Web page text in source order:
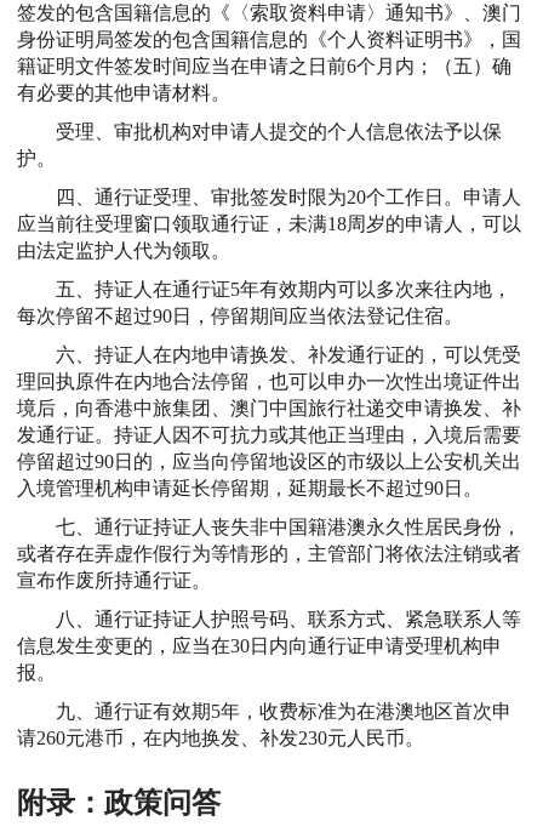
签发的包含国籍信息的《〈索取资料申请〉通知书》、澳门
身份证明局签发的包含国籍信息的《个人资料证明书》，国
籍证明文件签发时间应当在申请之日前6个月内；（五）确
有必要的其他申请材料。
受理、审批机构对申请人提交的个人信息依法予以保
护。
四、通行证受理、审批签发时限为20个工作日。申请人
应当前往受理窗口领取通行证，未满18周岁的申请人，可以
由法定监护人代为领取。
五、持证人在通行证5年有效期内可以多次来往内地，
每次停留不超过90日，停留期间应当依法登记住宿。
六、持证人在内地申请换发、补发通行证的，可以凭受
理回执原件在内地合法停留，也可以申办一次性出境证件出
境后，向香港中旅集团、澳门中国旅行社递交申请换发、补
发通行证。持证人因不可抗力或其他正当理由，入境后需要
停留超过90日的，应当向停留地设区的市级以上公安机关出
入境管理机构申请延长停留期，延期最长不超过90日。
七、通行证持证人丧失非中国籍港澳永久性居民身份，
或者存在弄虚作假行为等情形的，主管部门将依法注销或者
宣布作废所持通行证。
八、通行证持证人护照号码、联系方式、紧急联系人等
信息发生变更的，应当在30日内向通行证申请受理机构申
报。
九、通行证有效期5年，收费标准为在港澳地区首次申
请260元港币，在内地换发、补发230元人民币。
附录：政策问答